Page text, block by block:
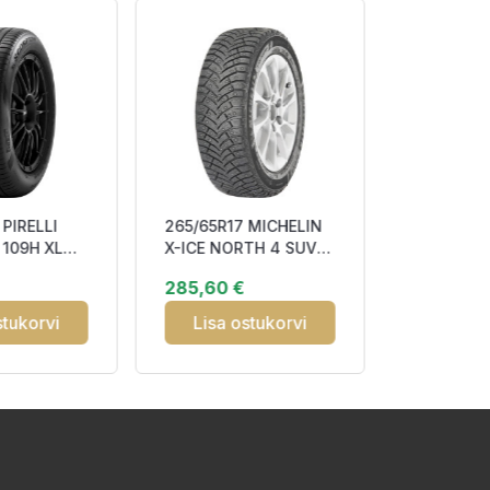
XL
265/65R17 MICHELIN
X-ICE NORTH 4 SUV
3PMSF
285,60 €
Lisa ostukorvi